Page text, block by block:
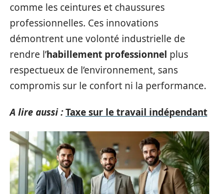
comme les ceintures et chaussures
professionnelles. Ces innovations
démontrent une volonté industrielle de
rendre l’habillement professionnel plus
respectueux de l’environnement, sans
compromis sur le confort ni la performance.
A lire aussi :Taxe sur le travail indépendant